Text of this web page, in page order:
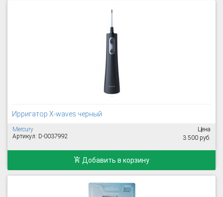
Ирригатор X-waves черный
Mercury
Артикул: D-0037992
Цена
3 500 руб.
Добавить в корзину